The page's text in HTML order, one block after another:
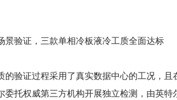
景验证，三款单相冷板液冷工质全面达标
的验证过程采用了真实数据中心的工况，
委托权威第三方机构开展独立检测，由英